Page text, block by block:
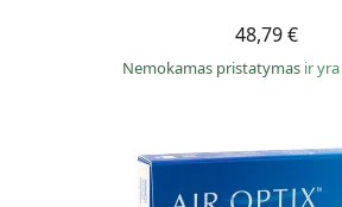
48,79 €
Nemokamas pristatymas ir yra